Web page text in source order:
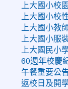
上大國小校
上大國小校
上大國小教
上大國小服
上大國民小
60週年校慶
午餐重要公
返校日及開